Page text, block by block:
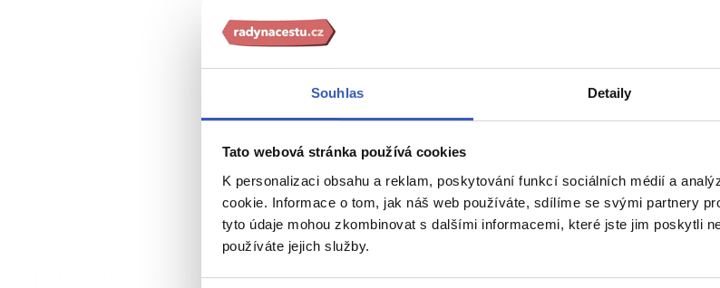
Souhlas Detaily
Tato webová stránka používá cookies
K personalizaci obsahu a reklam, poskytování funkcí sociálních médií a
cookie. Informace o tom, jak náš web používáte, sdílíme se svými partnery
tyto údaje mohou zkombinovat s dalšími informacemi, které jste jim poskytli
používáte jejich služby.
10 důvodů, proč navštívit Filipíny:
9044 přečtení